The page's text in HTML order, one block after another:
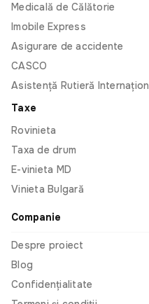
numere și am fost sigur
că mașina aparține într-
clar. Nu trebuie să pierd
aștept dacă e rând.
experiență cu alte
peste hotare.
Liviu Lupașcu
sfârșit am pus bifa
timpul am nevoie de
călătorie, tot timpul
metoda clasică, să
personă mobila, des nu
Medicală de Călătorie
Imobile Express
Asigurare de accidente
CASCO
Asistență Rutieră
Taxe
Rovinieta
Taxa de drum
E-vinieta MD
Vinieta Bulgară
Companie
Despre proiect
Blog
Confidențialitate